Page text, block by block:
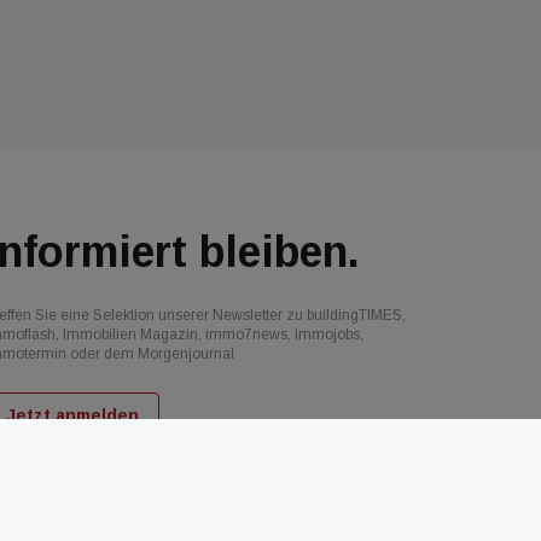
bleiben.
Sie eine Selektion unserer Newsletter zu buildingTIMES,
Immobilien Magazin, immo7news, immojobs,
oder dem Morgenjournal
Jetzt anmelden